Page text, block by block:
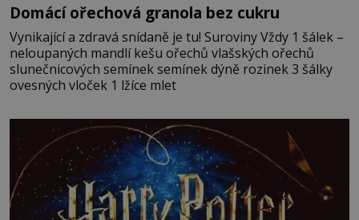
Domácí ořechová granola bez cukru
Vynikající a zdravá snídaně je tu! Suroviny Vždy 1 šálek –
neloupaných mandlí kešu ořechů vlašských ořechů
slunečnicových semínek semínek dýně rozinek 3 šálky
ovesných vloček 1 lžíce mlet